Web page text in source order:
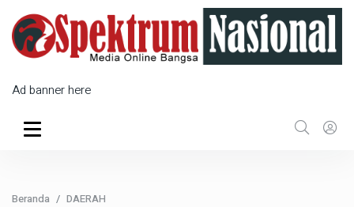
Ad banner here
Beranda
DAERAH